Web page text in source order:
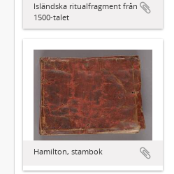
Isländska ritualfragment från
1500-talet
Hamilton, stambok